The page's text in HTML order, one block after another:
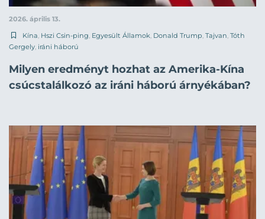
2026. április 13.
Kína, Hszi Csin-ping, Egyesült Államok, Donald Trump, Tajvan, Tóth
Gergely, iráni háború
Milyen eredményt hozhat az Amerika-Kína
csúcstalálkozó az iráni háború árnyékában?